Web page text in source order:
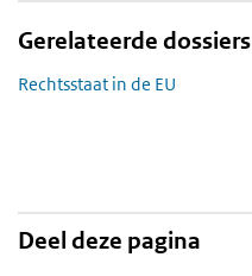
Gerelateerde dossiers
Rechtsstaat in de EU
Deel deze pagina